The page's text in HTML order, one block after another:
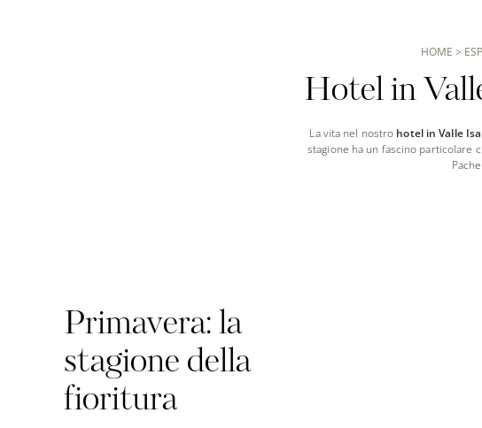
HOME >
Hotel in
La vita nel nostro hotel in Valle
stagione ha un fascino particolare
Primavera: la
stagione della
fioritura